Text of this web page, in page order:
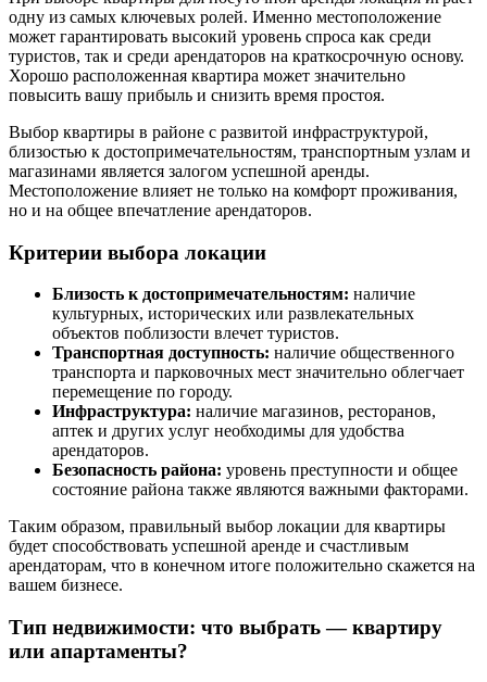
одну из самых ключевых ролей. Именно местоположение
может гарантировать высокий уровень спроса как среди
туристов, так и среди арендаторов на краткосрочную основу.
Хорошо расположенная квартира может значительно
повысить вашу прибыль и снизить время простоя.
Выбор квартиры в районе с развитой инфраструктурой,
близостью к достопримечательностям, транспортным узлам и
магазинами является залогом успешной аренды.
Местоположение влияет не только на комфорт проживания,
но и на общее впечатление арендаторов.
Критерии выбора локации
Близость к достопримечательностям: наличие
культурных, исторических или развлекательных
объектов поблизости влечет туристов.
Транспортная доступность: наличие общественного
транспорта и парковочных мест значительно облегчает
перемещение по городу.
Инфраструктура: наличие магазинов, ресторанов,
аптек и других услуг необходимы для удобства
арендаторов.
Безопасность района: уровень преступности и общее
состояние района также являются важными факторами.
Таким образом, правильный выбор локации для квартиры
будет способствовать успешной аренде и счастливым
арендаторам, что в конечном итоге положительно скажется на
вашем бизнесе.
Тип недвижимости: что выбрать — квартиру
или апартаменты?